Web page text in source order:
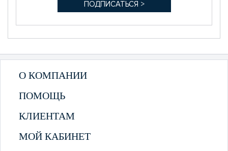
О КОМПАНИИ
ПОМОЩЬ
КЛИЕНТАМ
МОЙ КАБИНЕТ